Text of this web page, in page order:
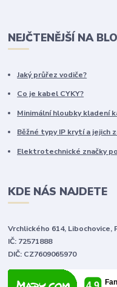
NEJČTENĚJŠÍ NA
Jaký průřez vodiče?
Co je kabel CYKY?
Minimální hloubky kladení
Běžné typy IP krytí a jejich
Elektrotechnické značky
KDE NÁS NAJDETE
Vrchlického 614, Libochovice,
IČ: 72571888
DIČ: CZ7609065970